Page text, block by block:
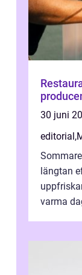
30 juni
editorial,
längtan
varma